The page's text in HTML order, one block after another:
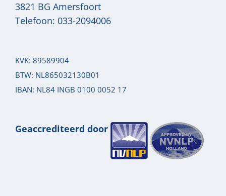
3821 BG Amersfoort
Telefoon: 033-2094006
KVK: 89589904
BTW: NL865032130B01
IBAN: NL84 INGB 0100 0052 17
Geaccrediteerd door